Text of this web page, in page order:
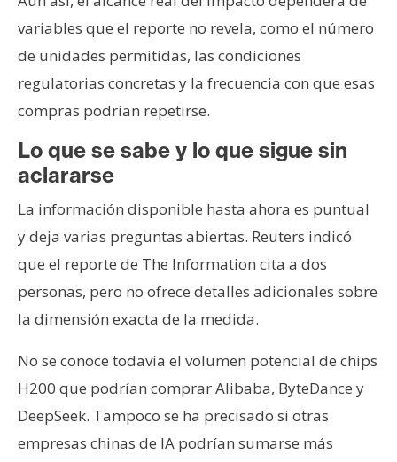
variables que el reporte no revela, como el número
de unidades permitidas, las condiciones
regulatorias concretas y la frecuencia con que esas
compras podrían repetirse.
Lo que se sabe y lo que sigue sin
aclararse
La información disponible hasta ahora es puntual
y deja varias preguntas abiertas. Reuters indicó
que el reporte de The Information cita a dos
personas, pero no ofrece detalles adicionales sobre
la dimensión exacta de la medida.
No se conoce todavía el volumen potencial de chips
H200 que podrían comprar Alibaba, ByteDance y
DeepSeek. Tampoco se ha precisado si otras
empresas chinas de IA podrían sumarse más